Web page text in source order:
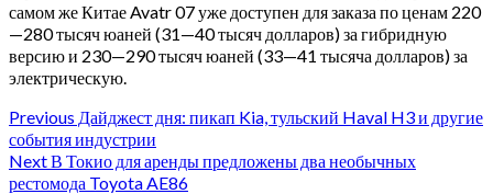
самом же Китае Avatr 07 уже доступен для заказа по ценам 220
—280 тысяч юаней (31—40 тысяч долларов) за гибридную
версию и 230—290 тысяч юаней (33—41 тысяча долларов) за
электрическую.
Continue
Reading
Previous Дайджест дня: пикап Kia, тульский Haval H3 и другие
события индустрии
NextВ Токио для аренды предложены два необычных
рестомода Toyota AE86